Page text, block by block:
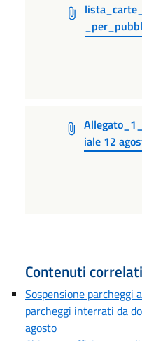
iale 12
Contenuti correlati
Sospensione parcheggi
parcheggi interrati da
agosto